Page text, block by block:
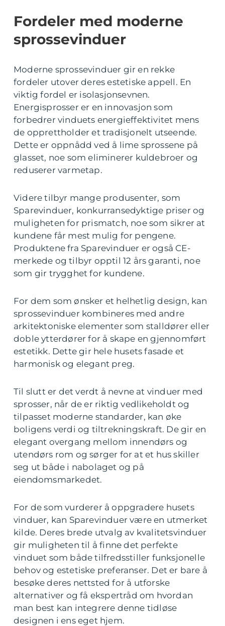
Fordeler med moderne
sprossevinduer
Moderne sprossevinduer gir en rekke
fordeler utover deres estetiske appell. En
viktig fordel er isolasjonsevnen.
Energisprosser er en innovasjon som
forbedrer vinduets energieffektivitet mens
de opprettholder et tradisjonelt utseende.
Dette er oppnådd ved å lime sprossene på
glasset, noe som eliminerer kuldebroer og
reduserer varmetap.
Videre tilbyr mange produsenter, som
Sparevinduer, konkurransedyktige priser og
muligheten for prismatch, noe som sikrer at
kundene får mest mulig for pengene.
Produktene fra Sparevinduer er også CE-
merkede og tilbyr opptil 12 års garanti, noe
som gir trygghet for kundene.
For dem som ønsker et helhetlig design, kan
sprossevinduer kombineres med andre
arkitektoniske elementer som stalldører eller
doble ytterdører for å skape en gjennomført
estetikk. Dette gir hele husets fasade et
harmonisk og elegant preg.
Til slutt er det verdt å nevne at vinduer med
sprosser, når de er riktig vedlikeholdt og
tilpasset moderne standarder, kan øke
boligens verdi og tiltrekningskraft. De gir en
elegant overgang mellom innendørs og
utendørs rom og sørger for at et hus skiller
seg ut både i nabolaget og på
eiendomsmarkedet.
For de som vurderer å oppgradere husets
vinduer, kan Sparevinduer være en utmerket
kilde. Deres brede utvalg av kvalitetsvinduer
gir muligheten til å finne det perfekte
vinduet som både tilfredsstiller funksjonelle
behov og estetiske preferanser. Det er bare å
besøke deres nettsted for å utforske
alternativer og få ekspertråd om hvordan
man best kan integrere denne tidløse
designen i ens eget hjem.